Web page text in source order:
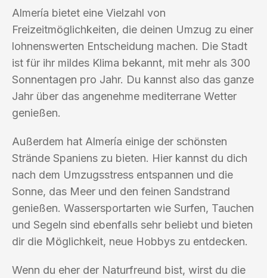
Almería bietet eine Vielzahl von
Freizeitmöglichkeiten, die deinen Umzug zu einer
lohnenswerten Entscheidung machen. Die Stadt
ist für ihr mildes Klima bekannt, mit mehr als 300
Sonnentagen pro Jahr. Du kannst also das ganze
Jahr über das angenehme mediterrane Wetter
genießen.
Außerdem hat Almería einige der schönsten
Strände Spaniens zu bieten. Hier kannst du dich
nach dem Umzugsstress entspannen und die
Sonne, das Meer und den feinen Sandstrand
genießen. Wassersportarten wie Surfen, Tauchen
und Segeln sind ebenfalls sehr beliebt und bieten
dir die Möglichkeit, neue Hobbys zu entdecken.
Wenn du eher der Naturfreund bist, wirst du die